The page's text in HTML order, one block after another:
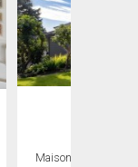
Maison